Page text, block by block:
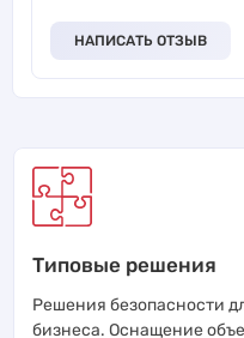
НАПИСАТЬ ОТЗЫВ
Типовые решения
Решения безопасности
бизнеса. Оснащение